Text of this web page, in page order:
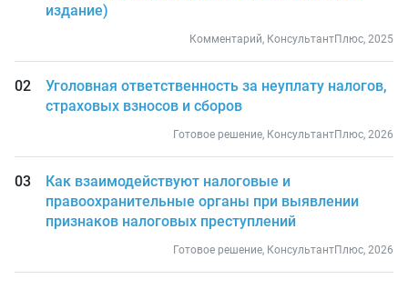
издание)
Комментарий, КонсультантПлюс, 2025
Уголовная ответственность за неуплату налогов,
страховых взносов и сборов
Готовое решение, КонсультантПлюс, 2026
Как взаимодействуют налоговые и
правоохранительные органы при выявлении
признаков налоговых преступлений
Готовое решение, КонсультантПлюс, 2026